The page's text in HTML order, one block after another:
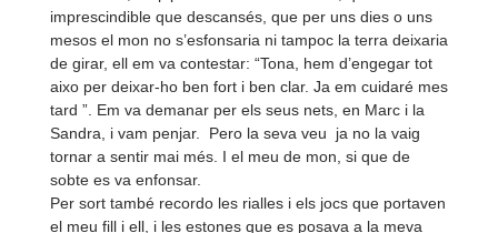
imprescindible que descansés, que per uns dies o uns
mesos el mon no s’esfonsaria ni tampoc la terra deixaria
de girar, ell em va contestar: “Tona, hem d’engegar tot
aixo per deixar-ho ben fort i ben clar. Ja em cuidaré mes
tard ”. Em va demanar per els seus nets, en Marc i la
Sandra, i vam penjar. Pero la seva veu ja no la vaig
tornar a sentir mai més. I el meu de mon, si que de
sobte es va enfonsar.
Per sort també recordo les rialles i els jocs que portaven
el meu fill i ell, i les estones que es posava a la meva